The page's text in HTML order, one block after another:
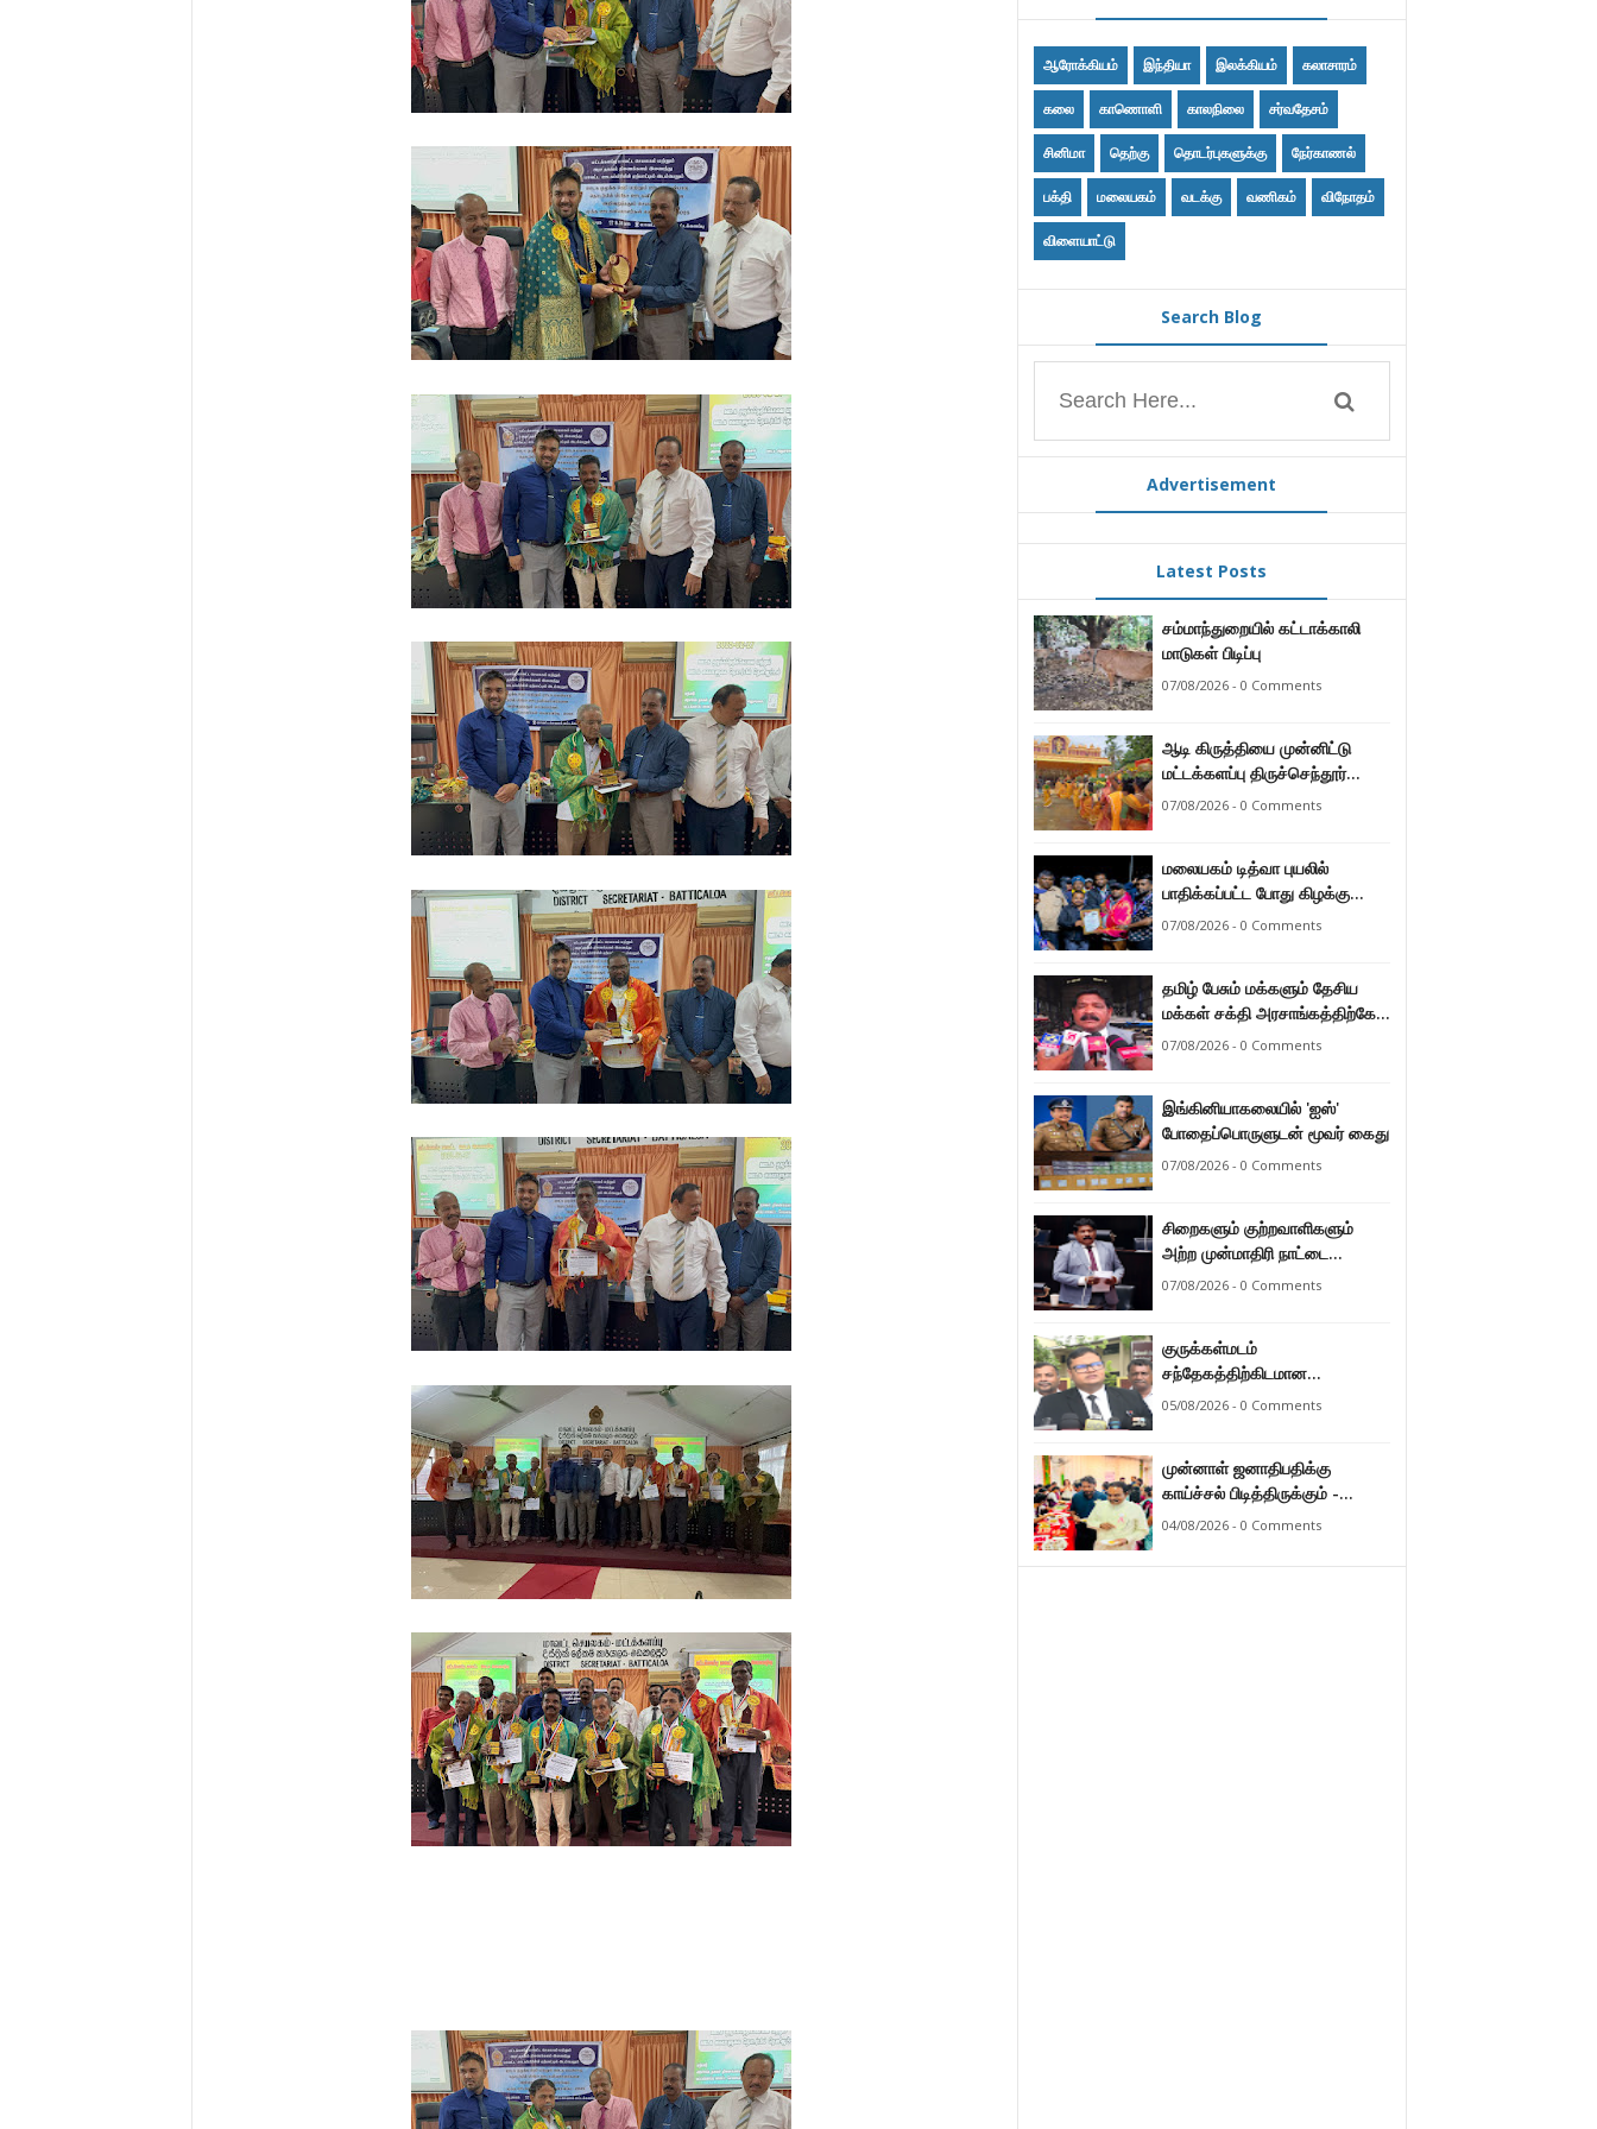
ஆரோக்கியம் இந்தியா இலக்கியம் கலாசாரம்
கலை காணொளி காலநிலை சர்வதேசம்
சினிமா தெற்கு தொடர்புகளுக்கு நேர்காணல்
பக்தி மலையகம் வடக்கு வணிகம் விநோதம்
விளையாட்டு
Search Blog
Advertisement
Latest Posts
சம்மாந்துறையில் கட்டாக்காலி
மாடுகள் பிடிப்பு
07/08/2026 - 0 Comments
ஆடி கிருத்தியை முன்னிட்டு
மட்டக்களப்பு திருச்செந்தூர்
முருகன் ஆலயத்தில் இடம்பெற்ற
07/08/2026 - 0 Comments
மலையகம் டித்வா புயலில்
பாதிக்கப்பட்ட போது கிழக்கு
மாகாண மக்கள் நீட்டிய
நுவரெலியா மாநகர சபை பிரதி
முதல்வர் எஸ். யோகராஜா
07/08/2026 - 0 Comments
தமிழ் பேசும் மக்களும் தேசிய
மக்கள் சக்தி அரசாங்கத்திற்கே
ஆணையளித்துள்ளனர் –
07/08/2026 - 0 Comments
இங்கினியாகலையில் 'ஐஸ்'
போதைப்பொருளுடன் மூவர் கைது
07/08/2026 - 0 Comments
சிறைகளும் குற்றவாளிகளும்
அற்ற முன்மாதிரி நாட்டை
உருவாக்குவதே அரசாங்கத்தின்
07/08/2026 - 0 Comments
குருக்கள்மடம்
சந்தேகத்திற்கிடமான
மனிதப்புதைகுழி தொடர்பான
தவணையிடப்பட்டுள்ளது.
05/08/2026 - 0 Comments
முன்னாள் ஜனாதிபதிக்கு
காய்ச்சல் பிடித்திருக்கும் -
பாராளுமன்ற உறுப்பினர் ஸ்ரீநேசன்
04/08/2026 - 0 Comments